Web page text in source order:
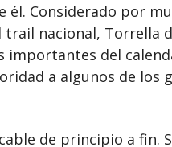
él. Considerado por
trail nacional, Torrella
importantes del
a algunos de los
de principio a fin.